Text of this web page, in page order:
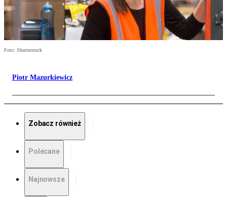
Foto: Shutterstock
Piotr Mazurkiewicz
Zobacz również
Polecane
Najnowsze